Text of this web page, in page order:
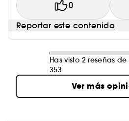
0
Reportar este contenido
Has visto 2 reseñas
353
Ver más